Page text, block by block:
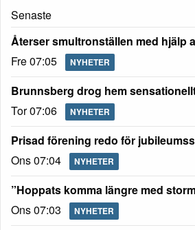
Senaste
Återser smultronställen med hjälp
Fre 07:05
NYHETER
Brunnsberg drog hem
Tor 07:06
NYHETER
Prisad förening redo för
Ons 07:04
NYHETER
”Hoppats komma längre med
Ons 07:03
NYHETER